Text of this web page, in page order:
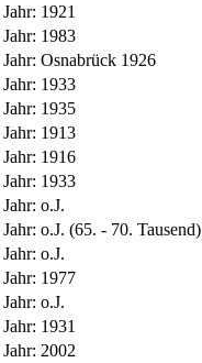
Jahr: 1921
Jahr: 1983
Jahr: Osnabrück 1926
Jahr: 1933
Jahr: 1935
Jahr: 1913
Jahr: 1916
Jahr: 1933
Jahr: o.J.
Jahr: o.J. (65. - 70. Tausend)
Jahr: o.J.
Jahr: 1977
Jahr: o.J.
Jahr: 1931
Jahr: 2002